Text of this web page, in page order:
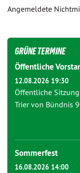
Angemeldete
GRÜNE TERMINE
Öffentliche
12.08.2026 19:30
Öffentliche
Trier von Bündnis
Sommerfest
16.08.2026 14:00